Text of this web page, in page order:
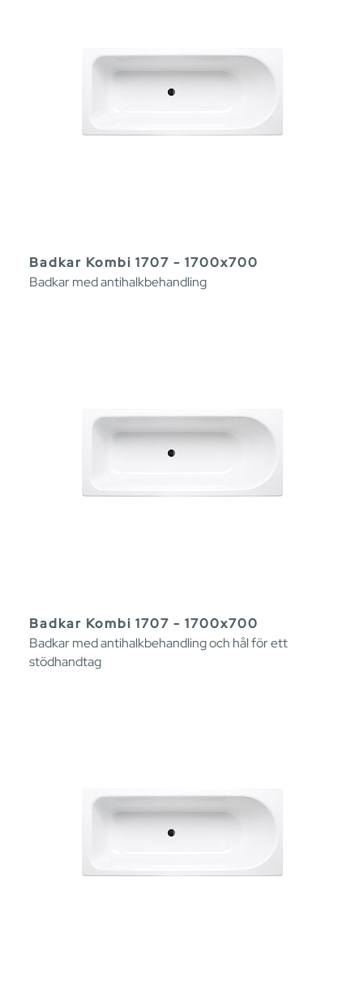
Badkar Kombi 1707 - 1700x700
Badkar med antihalkbehandling
Badkar Kombi 1707 - 1700x700
Badkar med antihalkbehandling och hål för ett
stödhandtag